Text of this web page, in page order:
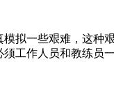
拟一些艰难，这种
工作人员和教练员